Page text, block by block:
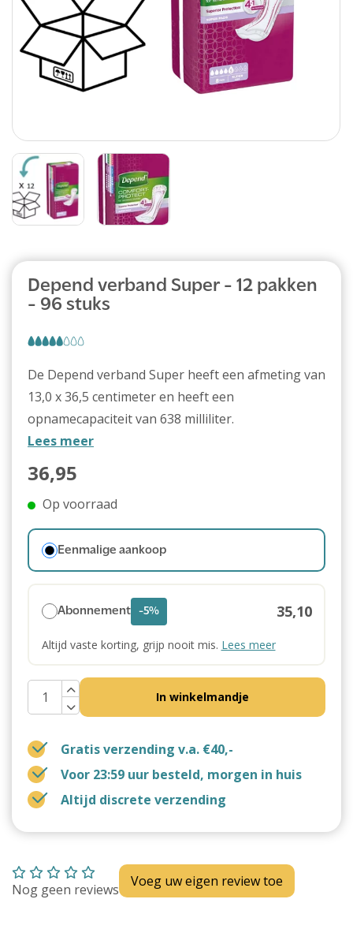
Abonnement
Depend verband Super - 12 pakken
- 96 stuks
De Depend verband Super heeft een afmeting van
13,0 x 36,5 centimeter en heeft een
opnamecapaciteit van 638 milliliter.
Lees meer
36,95
Op voorraad
Eenmalige aankoop
Abonnement -5% 35,10
Altijd vaste korting, grijp nooit mis. Lees meer
In winkelmandje
Gratis verzending v.a. €40,-
Voor 23:59 uur besteld, morgen in huis
Altijd discrete verzending
Nog geen reviews Voeg uw eigen review toe